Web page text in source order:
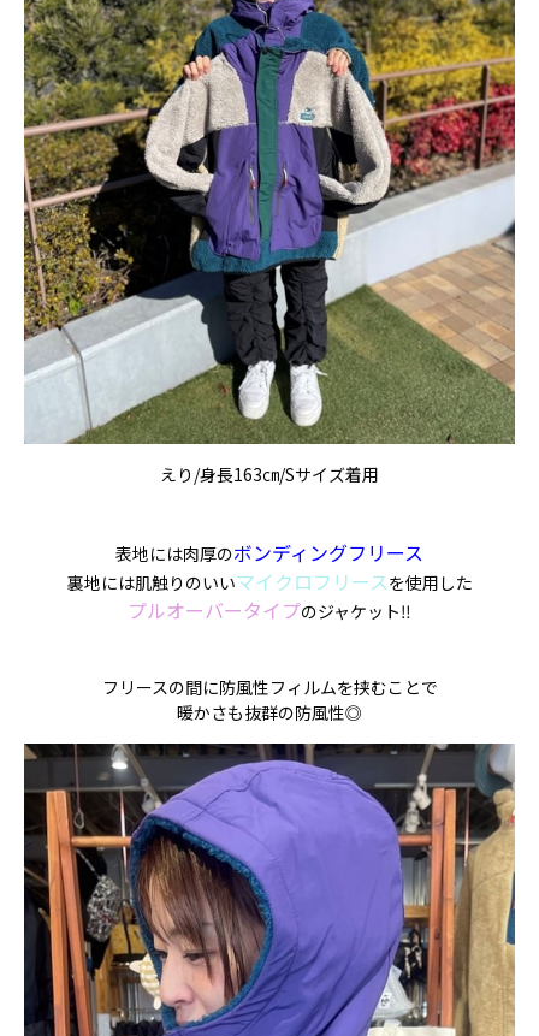
えり/身長163㎝/Sサイズ着用
表地には肉厚のボンディングフリース
裏地には肌触りのいいマイクロフリースを使用した
プルオーバータイプのジャケット‼
フリースの間に防風性フィルムを挟むことで
暖かさも抜群の防風性◎